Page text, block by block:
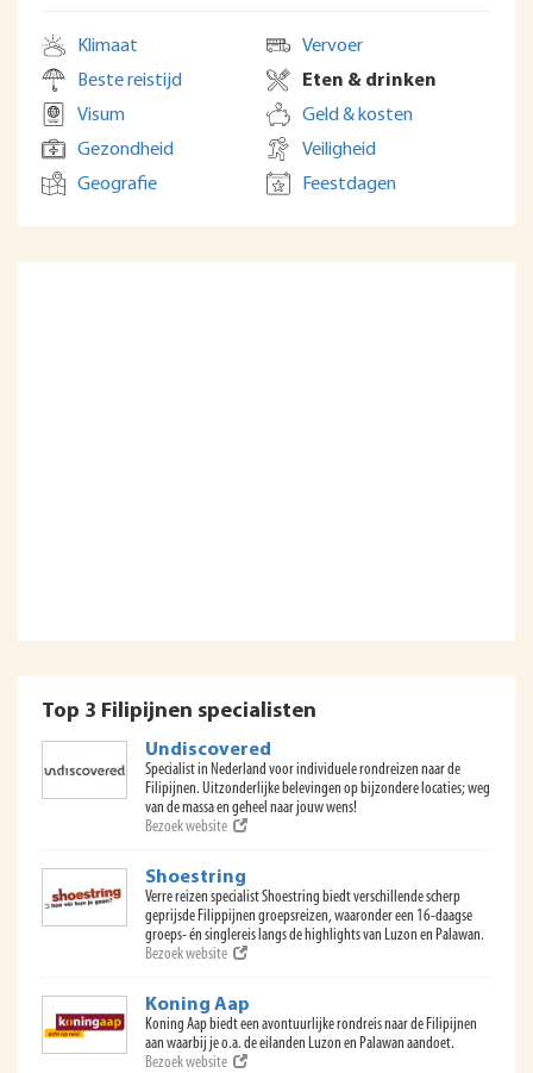
Klimaat
Beste reistijd
Visum
Gezondheid
Geografie
Vervoer
Eten & drinken
Geld & kosten
Veiligheid
Feestdagen
Top 3 Filipijnen specialisten
Undiscovered
Specialist in Nederland voor individuele rondreizen naar de
Filipijnen. Uitzonderlijke belevingen op bijzondere locaties; weg
van de massa en geheel naar jouw wens!
Bezoek website
Shoestring
Verre reizen specialist Shoestring biedt verschillende scherp
geprijsde Filippijnen groepsreizen, waaronder een 16-daagse
groeps- én singlereis langs de highlights van Luzon en Palawan.
Bezoek website
Koning Aap
Koning Aap biedt een avontuurlijke rondreis naar de Filipijnen
aan waarbij je o.a. de eilanden Luzon en Palawan aandoet.
Bezoek website